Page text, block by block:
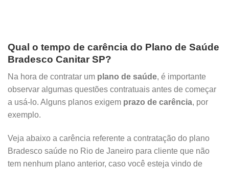
Qual o tempo de carência do Plano de Saúde
Bradesco Canitar SP?
Na hora de contratar um plano de saúde, é importante
observar algumas questões contratuais antes de começar
a usá-lo. Alguns planos exigem prazo de carência, por
exemplo.
Veja abaixo a carência referente a contratação do plano
Bradesco saúde no Rio de Janeiro para cliente que não
tem nenhum plano anterior, caso você esteja vindo de